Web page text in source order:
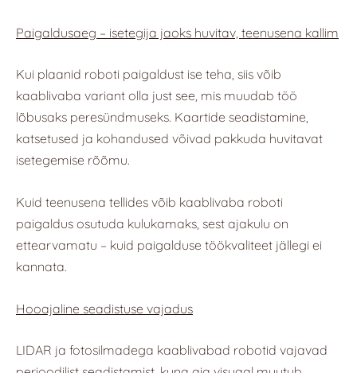
Paigaldusaeg – isetegija jaoks huvitav, teenusena kallim
Kui plaanid roboti paigaldust ise teha, siis võib
kaablivaba variant olla just see, mis muudab töö
lõbusaks peresündmuseks. Kaartide seadistamine,
katsetused ja kohandused võivad pakkuda huvitavat
isetegemise rõõmu.
Kuid teenusena tellides võib kaablivaba roboti
paigaldus osutuda kulukamaks, sest ajakulu on
ettearvamatu – kuid paigalduse töökvaliteet jällegi ei
kannata.
Hooajaline seadistuse vajadus
LIDAR ja fotosilmadega kaablivabad robotid vajavad